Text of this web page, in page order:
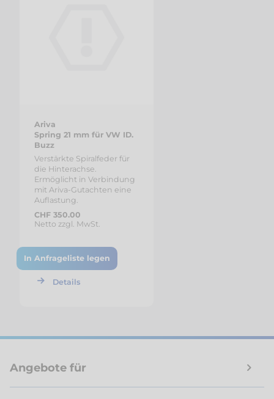
Ariva
Spring 21 mm für VW ID.
Buzz
Verstärkte Spiralfeder für
die Hinterachse.
Ermöglicht in Verbindung
mit Ariva-Gutachten eine
Auflastung.
CHF 350.00
Netto zzgl. MwSt.
In Anfrageliste legen
Details
Angebote für